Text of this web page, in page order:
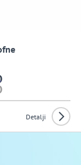
Detalji